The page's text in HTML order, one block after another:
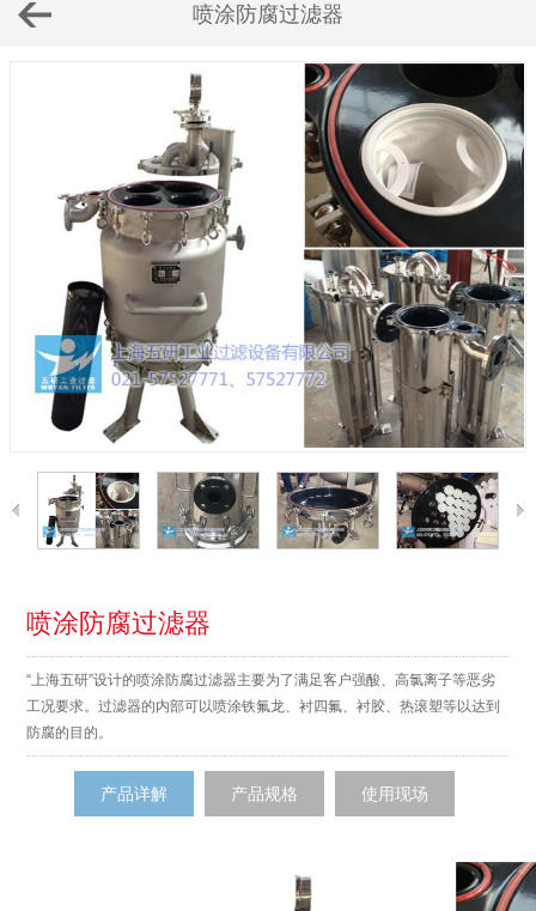
喷涂防腐过滤器
喷涂防腐过滤器
“上海五研”设计的喷涂防腐过滤器主要为了满足客户强酸、高氯离子等恶劣
工况要求。过滤器的内部可以喷涂铁氟龙、衬四氟、衬胶、热滚塑等以达到
防腐的目的。
产品详解 产品规格 使用现场